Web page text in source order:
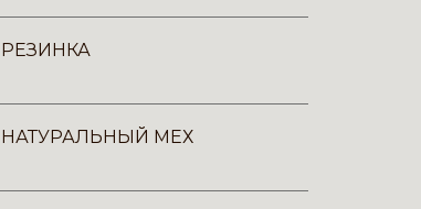
РЕЗИНКА
НАТУРАЛЬНЫЙ МЕХ